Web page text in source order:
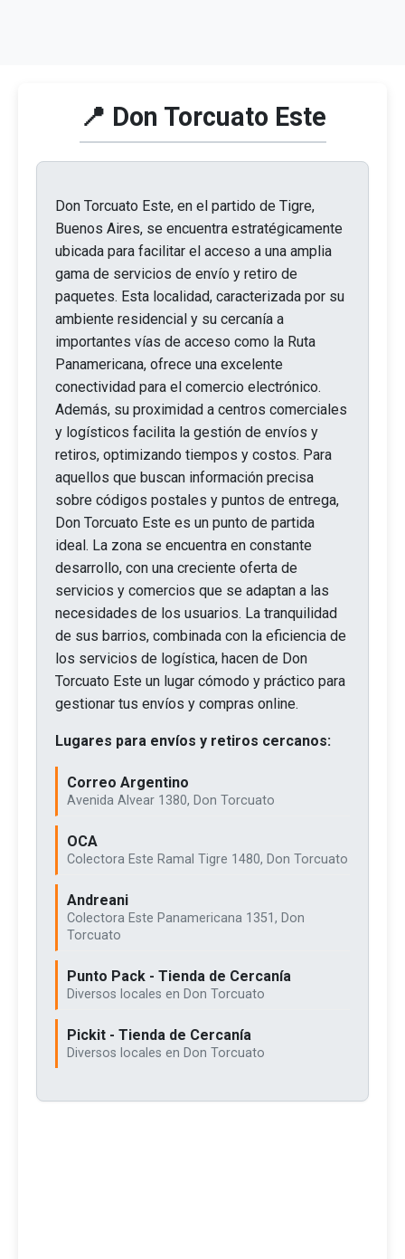
📍 Don Torcuato Este
Don Torcuato Este, en el partido de Tigre,
Buenos Aires, se encuentra estratégicamente
ubicada para facilitar el acceso a una amplia
gama de servicios de envío y retiro de
paquetes. Esta localidad, caracterizada por su
ambiente residencial y su cercanía a
importantes vías de acceso como la Ruta
Panamericana, ofrece una excelente
conectividad para el comercio electrónico.
Además, su proximidad a centros comerciales
y logísticos facilita la gestión de envíos y
retiros, optimizando tiempos y costos. Para
aquellos que buscan información precisa
sobre códigos postales y puntos de entrega,
Don Torcuato Este es un punto de partida
ideal. La zona se encuentra en constante
desarrollo, con una creciente oferta de
servicios y comercios que se adaptan a las
necesidades de los usuarios. La tranquilidad
de sus barrios, combinada con la eficiencia de
los servicios de logística, hacen de Don
Torcuato Este un lugar cómodo y práctico para
gestionar tus envíos y compras online.
Lugares para envíos y retiros cercanos:
Correo Argentino
Avenida Alvear 1380, Don Torcuato
OCA
Colectora Este Ramal Tigre 1480, Don Torcuato
Andreani
Colectora Este Panamericana 1351, Don
Torcuato
Punto Pack - Tienda de Cercanía
Diversos locales en Don Torcuato
Pickit - Tienda de Cercanía
Diversos locales en Don Torcuato